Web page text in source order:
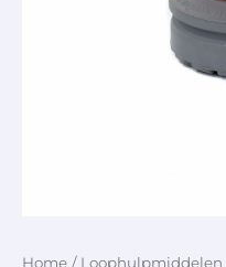
Home / Loophulpmiddelen